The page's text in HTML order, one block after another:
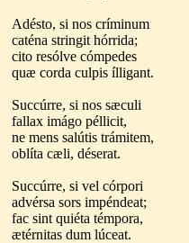
Adésto, si nos críminum
caténa stringit hórrida;
cito resólve cómpedes
quæ corda culpis ílligant.
Succúrre, si nos sæculi
fallax imágo péllicit,
ne mens salútis trámitem,
oblíta cæli, déserat.
Succúrre, si vel córpori
advérsa sors impéndeat;
fac sint quiéta témpora,
ætérnitas dum lúceat.